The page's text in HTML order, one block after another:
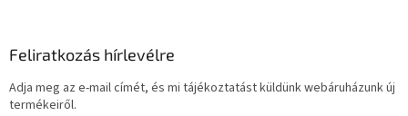
Feliratkozás hírlevélre
Adja meg az e-mail címét, és mi tájékoztatást küldünk webáruházunk új
termékeiről.